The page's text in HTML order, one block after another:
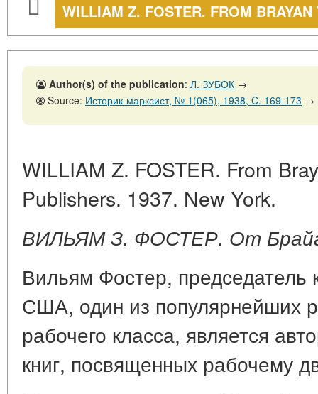
WILLIAM Z. FOSTER. FROM BRAYAN
Author(s) of the publication: Л. ЗУБОК →
Source: Историк-марксист, № 1(065), 1938, C. 169-173 →
WILLIAM Z. FOSTER. From
Publishers. 1937. New York.
ВИЛЬЯМ З. ФОСТЕР. От
Вильям Фостер, председатель
США, один из популярнейших
рабочего класса, является
книг, посвященных рабочему